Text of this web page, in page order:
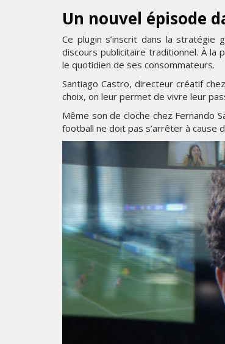
Un nouvel épisode
Ce plugin s’inscrit dans la stratégie
discours publicitaire traditionnel. À la
le quotidien de ses consommateurs.
Santiago Castro, directeur créatif
choix, on leur permet de vivre leur
Même son de cloche chez Fernando
football ne doit pas s’arrêter à cause